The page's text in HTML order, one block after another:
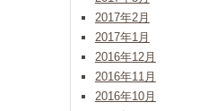
2017年2月
2017年1月
2016年12月
2016年11月
2016年10月